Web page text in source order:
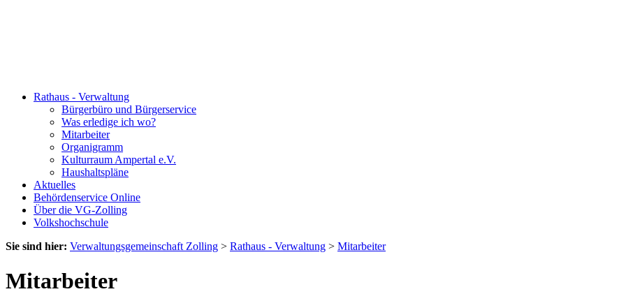
Rathaus - Verwaltung
Bürgerbüro und Bürgerservice
Was erledige ich wo?
Mitarbeiter
Organigramm
Kulturraum Ampertal e.V.
Haushaltspläne
Aktuelles
Behördenservice Online
Über die VG-Zolling
Volkshochschule
Sie sind hier: Verwaltungsgemeinschaft Zolling > Rathaus - Verwaltung > Mitarbeiter
Mitarbeiter